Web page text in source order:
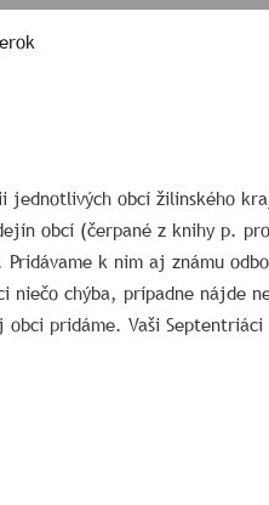
jednotlivých obcí žilinského
obcí (čerpané z knihy p.
k nim aj známu
chýba, prípadne nájde
pridáme. Vaši Septentriáci